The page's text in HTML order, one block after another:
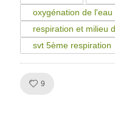
oxygénation de l'eau
respiration et milieu
svt 5ème respiration
9